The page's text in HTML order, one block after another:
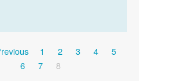
Page
1 Page
2 Page
3 Page
4 Page
5
Page
6 Page
7
Current
8